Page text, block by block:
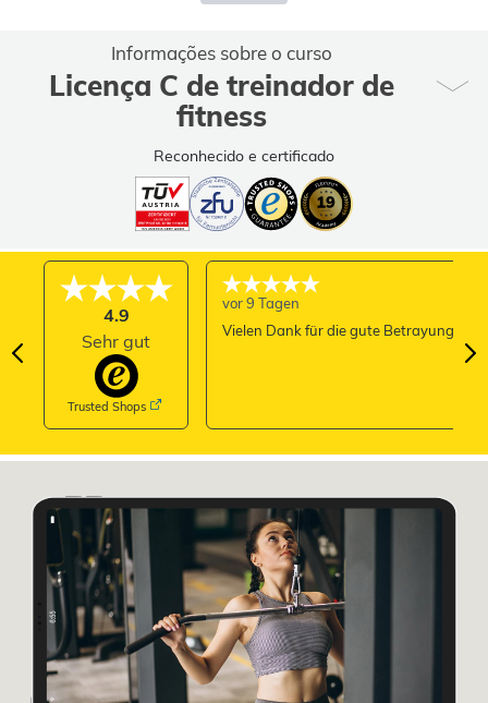
Informações sobre o curso
Licença C de treinador de
fitness
Reconhecido e certificado
4.9
Sehr gut
Trusted Shops
vor 9 Tagen
Vielen Dank für die gute Betrayung